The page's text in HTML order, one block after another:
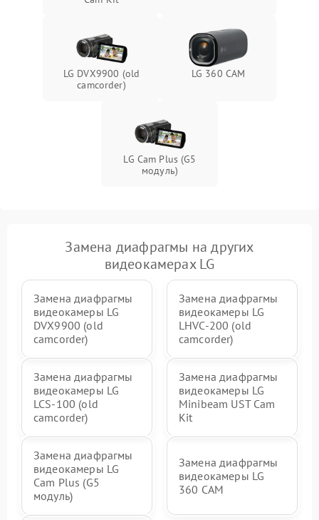
LG DVX9900 (old
camcorder)
LG 360 CAM
LG Cam Plus (G5
модуль)
Замена диафрагмы на других
видеокамерах LG
Замена диафрагмы
видеокамеры LG
DVX9900 (old
camcorder)
Замена диафрагмы
видеокамеры LG
LHVC-200 (old
camcorder)
Замена диафрагмы
видеокамеры LG
LCS-100 (old
camcorder)
Замена диафрагмы
видеокамеры LG
Minibeam UST Cam
Kit
Замена диафрагмы
видеокамеры LG
Cam Plus (G5
модуль)
Замена диафрагмы
видеокамеры LG
360 CAM